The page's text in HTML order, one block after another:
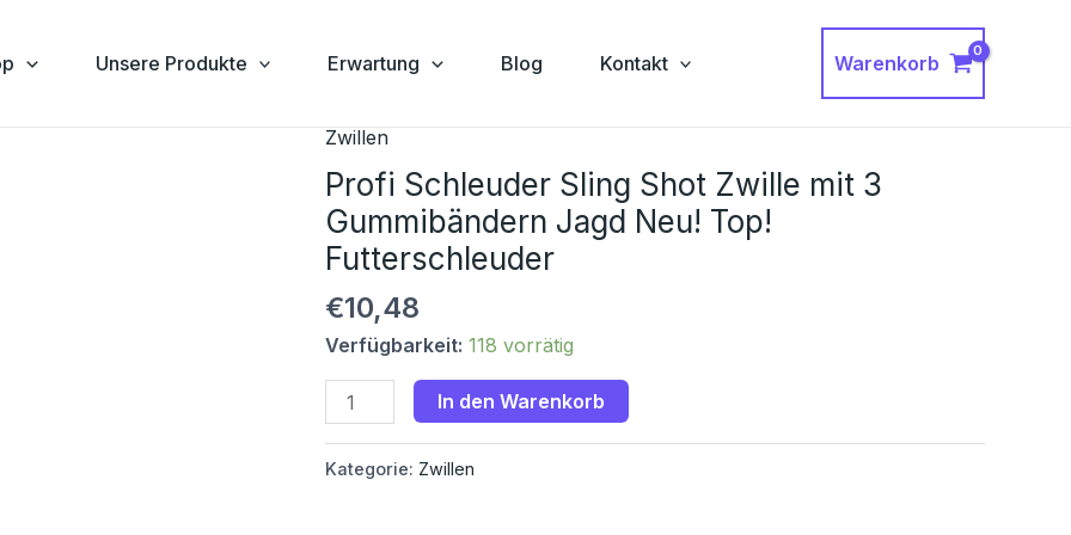
Unsere Produkte Erwartung Blog Kontakt Warenkorb
Zwillen
Profi Schleuder Sling Shot Zwille mit 3
Gummibändern Jagd Neu! Top!
Futterschleuder
€10,48
Verfügbarkeit: 118 vorrätig
Profi
Schleuder
Sling
Shot
Zwille
mit
Gummibändern
Jagd
Neu!
Futterschleuder
In den Warenkorb
Kategorie: Zwillen